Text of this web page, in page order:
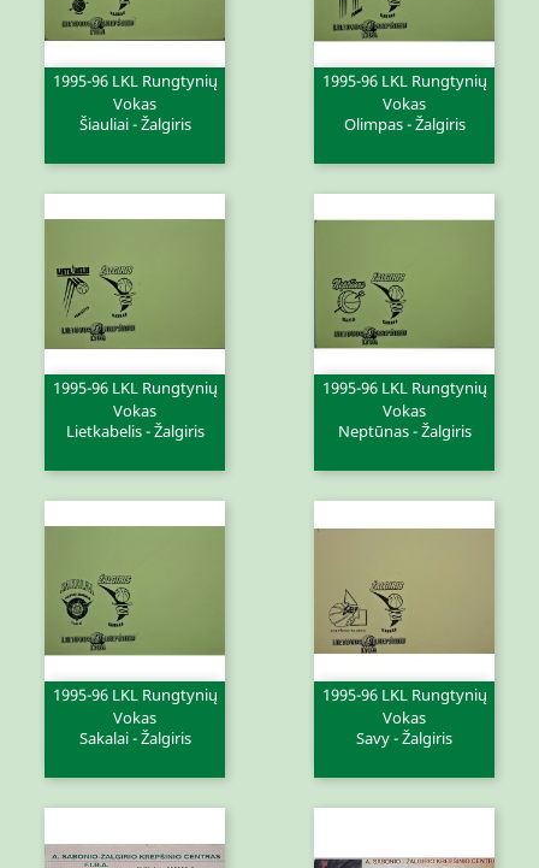
1995-96 LKL Rungtynių
Vokas
Šiauliai - Žalgiris
1995-96 LKL Rungtynių
Vokas
Olimpas - Žalgiris
1995-96 LKL Rungtynių
Vokas
Lietkabelis - Žalgiris
1995-96 LKL Rungtynių
Vokas
Neptūnas - Žalgiris
1995-96 LKL Rungtynių
Vokas
Sakalai - Žalgiris
1995-96 LKL Rungtynių
Vokas
Savy - Žalgiris